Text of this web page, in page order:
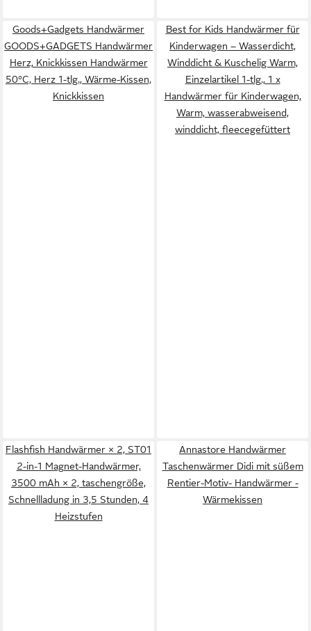
Goods+Gadgets Handwärmer
GOODS+GADGETS Handwärmer
Herz, Knickkissen Handwärmer
50°C, Herz 1-tlg., Wärme-Kissen,
Knickkissen
Best for Kids Handwärmer für
Kinderwagen – Wasserdicht,
Winddicht & Kuschelig Warm,
Einzelartikel 1-tlg., 1 x
Handwärmer für Kinderwagen,
Warm, wasserabweisend,
winddicht, fleecegefüttert
Flashfish Handwärmer × 2, ST01
2-in-1 Magnet-Handwärmer,
3500 mAh × 2, taschengröße,
Schnellladung in 3,5 Stunden, 4
Heizstufen
Annastore Handwärmer
Taschenwärmer Didi mit süßem
Rentier-Motiv- Handwärmer -
Wärmekissen